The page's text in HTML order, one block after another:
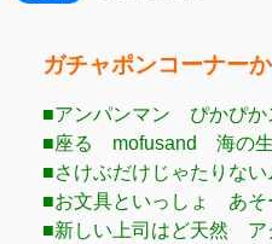
ガチャポンコーナー
■アンパンマン ぴかぴか
■座る mofusand 海の生
■さけぶだけじゃたりない
■お文具といっしょ あそ
■新しい上司はど天然 ア